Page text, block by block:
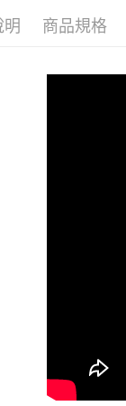
明 商品規格